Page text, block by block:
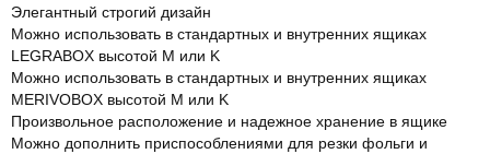
Элегантный строгий дизайн
Можно использовать в стандартных и внутренних ящиках
LEGRABOX высотой M или K
Можно использовать в стандартных и внутренних ящиках
MERIVOBOX высотой M или K
Произвольное расположение и надежное хранение в ящике
Можно дополнить приспособлениями для резки фольги и